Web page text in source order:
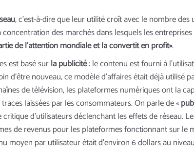
, c’est-à-dire que leur utilité croît avec le nombre
des marchés dans lesquels les
de l’attention mondiale et la convertit en profit».
est basé surla publicité: le contenu est fourni à
d’être nouveau, ce modèle d’affaires était déjà utilisé
de télévision, les plateformes numériques ont la
laissées par les consommateurs. On parle de «
d’utilisateurs déclenchant les effets de réseau.
de revenus pour les plateformes fonctionnant sur le
moyen par utilisateur était d’environ 6 dollars au